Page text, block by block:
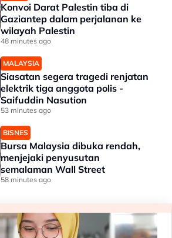
Konvoi Darat Palestin tiba di
Gaziantep dalam perjalanan ke
wilayah Palestin
48 minutes ago
MALAYSIA
Siasatan segera tragedi renjatan
elektrik tiga anggota polis -
Saifuddin Nasution
53 minutes ago
BISNES
Bursa Malaysia dibuka rendah,
menjejaki penyusutan
semalaman Wall Street
58 minutes ago